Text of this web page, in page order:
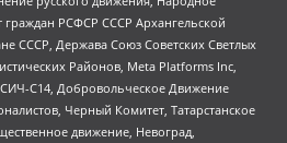
граждан РСФСР СССР Архангельской
СССР, Держава Союз Советских Светлых
Районов, Meta Platforms Inc,
С14, Добровольческое Движение
Черный Комитет, Татарстанское
движение, Невоград,